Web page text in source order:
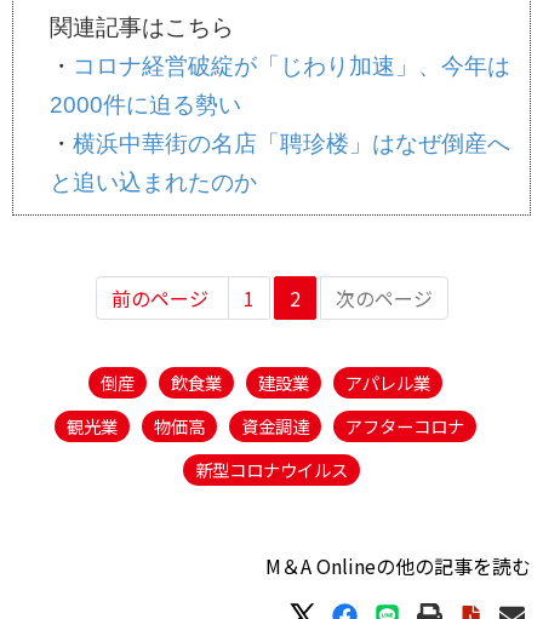
関連記事はこちら
・ コロナ経営破綻が「じわり加速」、今年は
2000件に迫る勢い
・ 横浜中華街の名店「聘珍楼」はなぜ倒産へ
と追い込まれたのか
前のページ 1 2 次のページ
倒産 飲食業 建設業
アパレル業
観光業
物価高 資金調達
アフターコロナ
新型コロナウイルス
M＆A Onlineの他の記事を読む